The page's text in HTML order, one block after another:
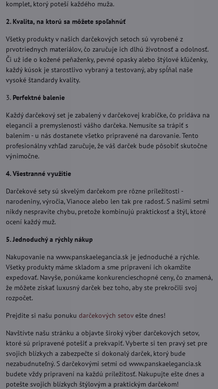
komplet, ktorý poteší každého muža.
2. Kvalita, na ktorú sa môžete spoľahnúť
Všetky produkty v našich darčekových setoch sú vyrobené z
prvotriednych materiálov, čo zaručuje ich dlhú životnosť a odolnosť.
Či už ide o kožené peňaženky, pevné opasky alebo štýlové kľúčenky,
každý kúsok je starostlivo vybraný a testovaný, aby spĺňal naše
vysoké štandardy kvality.
3. Perfektné balenie
Každý darčekový set je zabalený v darčekovej krabičke, čo pridáva na
elegancii a premyslenosti vášho darčeka. Nemusíte sa trápiť s
balením - u nás dostanete všetko pripravené na darovanie. Tento
profesionálny vzhľad zaručuje, že váš darček bude pôsobiť skutočne
výnimočne.
4. Všestranné využitie
Darčekové sety sú skvelým darčekom pre rôzne príležitosti -
narodeniny, výročia, Vianoce alebo len tak pre radosť. S našimi setmi
nikdy nespravíte chybu, pretože kombinujú praktickosť a štýl, ktoré
ocení každý muž.
5. Jednoduchý a rýchly nákup
Nakupovanie na www.panskaelegancia.sk je jednoduché a rýchle.
Všetky produkty máme skladom a sme pripravení ich okamžite
expedovať. Navyše, ponúkame konkurencieschopné ceny, čo znamená,
že môžete získať luxusný darček bez toho, aby ste prekročili svoj
rozpočet.
Prejdite si našu ponuku darčekových setovešte dnes!
Navštívte našu stránku a objavte široký výber darčekových setov,
ktoré sú pripravené potešiť a prekvapiť. Vyberte si ten pravý set pre
svojich blízkych a zabezpečte si dokonalý darček, ktorý bude
nezabudnuteľný. S darčekovými setmi od www.panskaelegancia.sk
budete vždy pripravení na každú príležitosť. Nakupujte ešte dnes a
potešte svojich blízkych štýlovým a praktickým darčekom!